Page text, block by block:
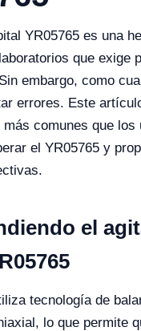
YR05765 es una
que exige
embargo, como
errores. Este
comunes que los
el YR05765 y
el
tecnología de
lo que permite